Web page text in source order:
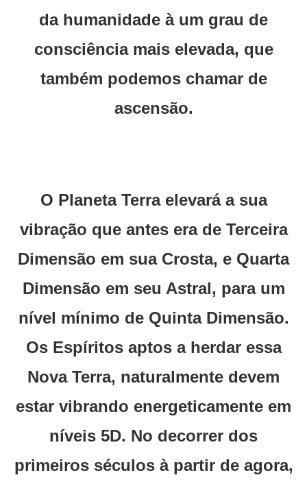
da humanidade à um grau de
consciência mais elevada, que
também podemos chamar de
ascensão.
O Planeta Terra elevará a sua
vibração que antes era de Terceira
Dimensão em sua Crosta, e Quarta
Dimensão em seu Astral, para um
nível mínimo de Quinta Dimensão.
Os Espíritos aptos a herdar essa
Nova Terra, naturalmente devem
estar vibrando energeticamente em
níveis 5D. No decorrer dos
primeiros séculos à partir de agora,